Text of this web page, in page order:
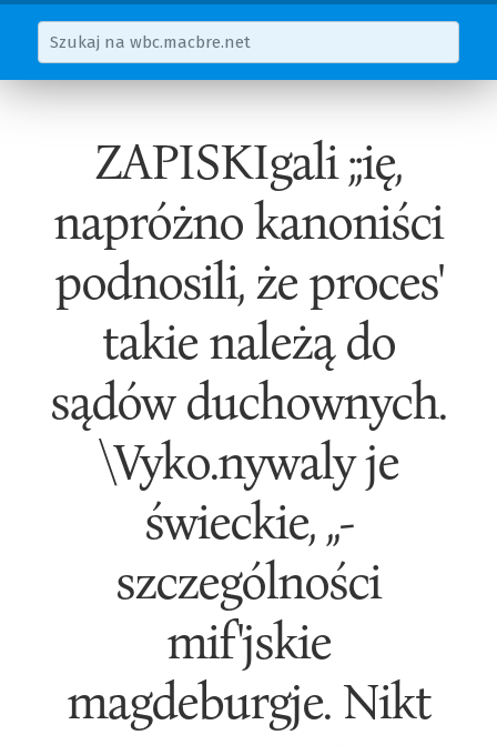
ZAPISKIgali ;;ię,
napróżno kanoniści
podnosili, że proces'
takie należą do
sądów duchownych.
\Vyko.nywaly je
świeckie, ,,-
szczególności
mif'jskie
magdeburgje. Nikt